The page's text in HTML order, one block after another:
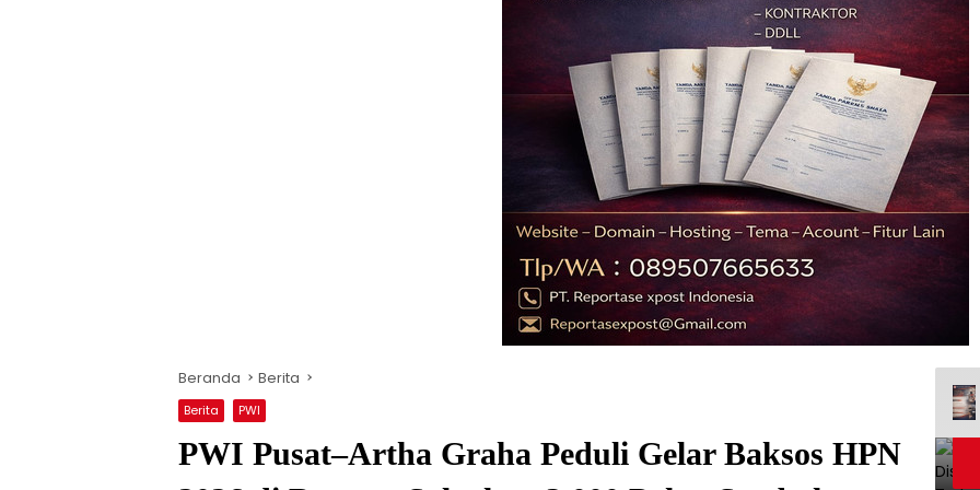
Beranda Berita
Berita PWI
PWI Pusat–Artha Graha Peduli Gelar Baksos HPN